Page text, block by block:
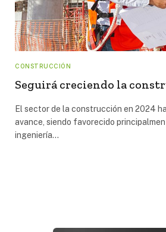
CONSTRUCCIÓN
Seguirá creciendo la
El sector de la construcción en 2024
avance, siendo favorecido
ingeniería…